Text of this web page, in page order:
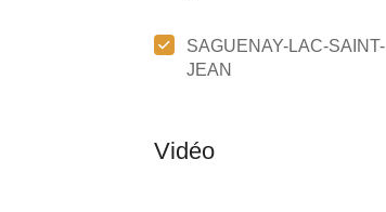
SAGUENAY-LAC-SAINT-
JEAN